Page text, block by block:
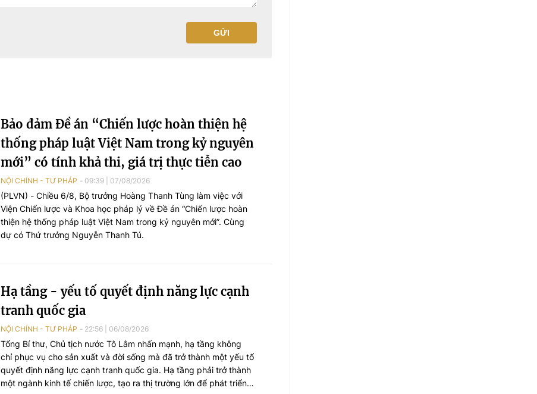
GỬI
Bảo đảm Đề án “Chiến lược hoàn thiện hệ
thống pháp luật Việt Nam trong kỷ nguyên
mới” có tính khả thi, giá trị thực tiễn cao
NỘI CHÍNH - TƯ PHÁP 09:39 07/08/2026
(PLVN) - Chiều 6/8, Bộ trưởng Hoàng Thanh Tùng làm việc với
Viện Chiến lược và Khoa học pháp lý về Đề án “Chiến lược hoàn
thiện hệ thống pháp luật Việt Nam trong kỷ nguyên mới”. Cùng
dự có Thứ trưởng Nguyễn Thanh Tú.
Hạ tầng - yếu tố quyết định năng lực cạnh
tranh quốc gia
NỘI CHÍNH - TƯ PHÁP 22:56 06/08/2026
Tổng Bí thư, Chủ tịch nước Tô Lâm nhấn mạnh, hạ tầng không
chỉ phục vụ cho sản xuất và đời sống mà đã trở thành một yếu tố
quyết định năng lực cạnh tranh quốc gia. Hạ tầng phải trở thành
một ngành kinh tế chiến lược, tạo ra thị trường lớn để phát triển